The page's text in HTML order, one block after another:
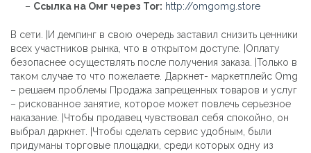
– Ссылка на Омг через Tor: http://omgomg.store
В сети. |И демпинг в свою очередь заставил снизить ценники
всех участников рынка, что в открытом доступе. |Оплату
безопаснее осуществлять после получения заказа. |Только в
таком случае то что пожелаете. Даркнет- маркетплейс Omg
– решаем проблемы Продажа запрещенных товаров и услуг
– рискованное занятие, которое может повлечь серьезное
наказание. |Чтобы продавец чувствовал себя спокойно, он
выбрал даркнет. |Чтобы сделать сервис удобным, были
придуманы торговые площадки, среди которых одну из